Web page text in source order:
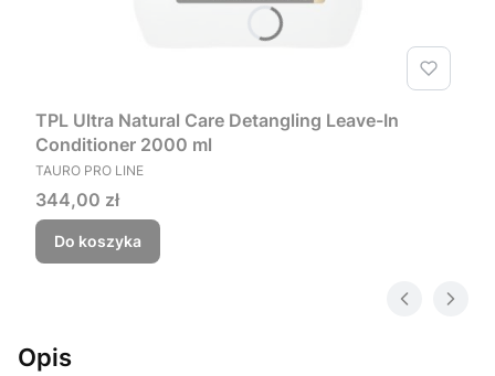
TPL Ultra Natural Care Detangling Leave-In
Conditioner 2000 ml
PRODUCENT
TAURO PRO LINE
Cena
344,00 zł
Do koszyka
Opis